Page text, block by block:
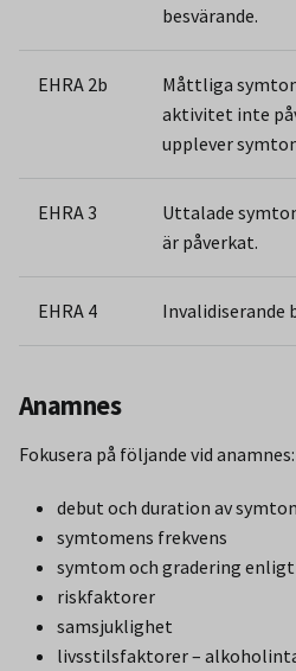
besvärande.
EHRA 2b
Måttliga
aktivitet inte
upplever
EHRA 3
Uttalade
är påverkat.
EHRA 4 Invalidiserande
Anamnes
Fokusera på följande vid anamnes:
debut och duration av
symtomens frekvens
symtom och gradering enligt
riskfaktorer
samsjuklighet
livsstilsfaktorer –